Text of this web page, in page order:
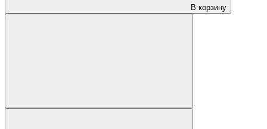
В корзину